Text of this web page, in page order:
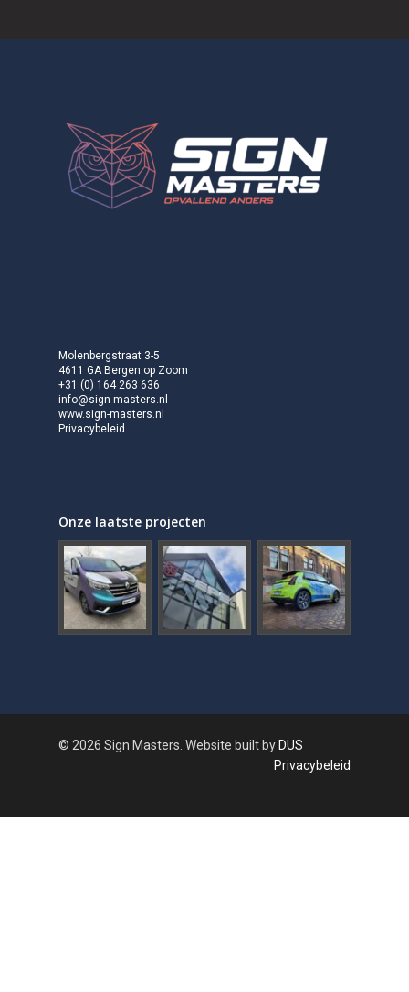
Molenbergstraat 3-5
4611 GA Bergen op Zoom
+31 (0) 164 263 636
info@sign-masters.nl
www.sign-masters.nl
Privacybeleid
Onze laatste projecten
© 2026 Sign Masters. Website built by DUS
Privacybeleid